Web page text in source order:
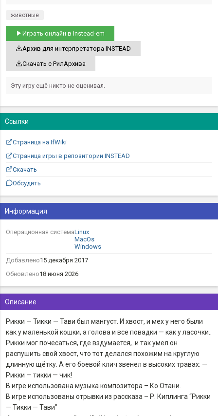
животные
Играть онлайн в Instead-em
Архив для интерпретатора INSTEAD
Скачать с РилАрхива
Эту игру ещё никто не оценивал.
Описание
Рикки — Тикки — Тави был мангуст. И хвост, и мех у него были
как у маленькой кошки, а голова и все повадки — как у ласочки..
Рикки мог почесаться, где вздумается,. и так умел он
распушить свой хвост, что тот делался похожим на круглую
длинную щётку. А его боевой клич звенел в высоких травах: —
Рикки — тикки — чик!
В игре использована музыка композитора – Ко Отани.
В игре использованы отрывки из рассказа – Р. Киплинга “Рикки
— Тикки — Тави”
Ссылки
Страница на IfWiki
Страница игры в репозитории INSTEAD
Скачать
Обсудить
Информация
Операционная системаLinux
MacOs
Windows
Добавлено15 декабря 2017
Обновлено18 июня 2026